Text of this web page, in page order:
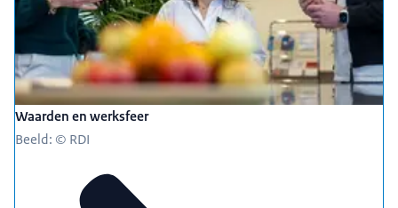
Waarden en werksfeer
Beeld: © RDI